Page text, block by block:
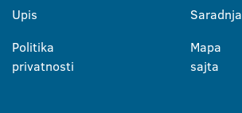
Upis
Politika
privatnosti
Saradnja
Mapa
sajta